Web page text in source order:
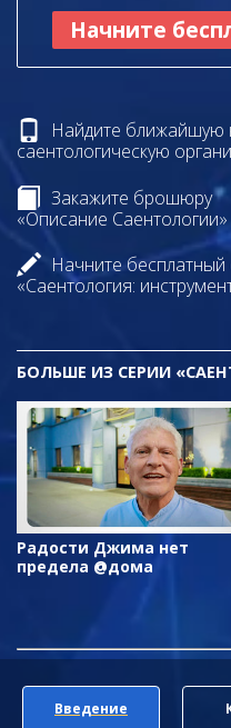
Начните
Найдите ближайшую
саентологическую
Закажите брошюру
«Описание Саентологии»
Начните бесплатный
«Саентология:
БОЛЬШЕ ИЗ СЕРИИ
Радости Джима нет
предела @дома
Введение